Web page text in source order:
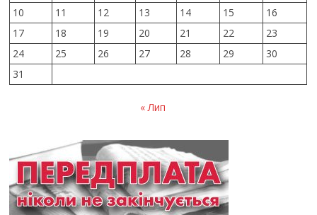
10
11 12 13 14 15
16
17
18 19 20 21 22
23
24
25 26 27 28 29
30
31
« Лип